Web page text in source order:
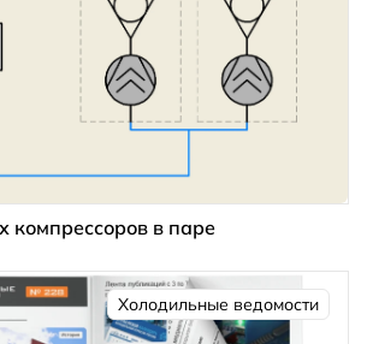
компрессоров в паре
Холодильные ведомости